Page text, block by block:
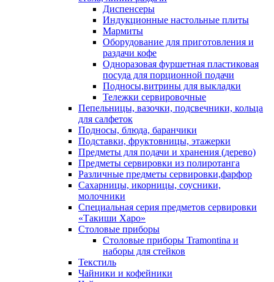
Диспенсеры
Индукционные настольные плиты
Мармиты
Оборудование для приготовления и
раздачи кофе
Одноразовая фуршетная пластиковая
посуда для порционной подачи
Подносы,витрины для выкладки
Тележки сервировочные
Пепельницы, вазочки, подсвечники, кольца
для салфеток
Подносы, блюда, баранчики
Подставки, фруктовницы, этажерки
Предметы для подачи и хранения (дерево)
Предметы сервировки из полиротанга
Различные предметы сервировки,фарфор
Сахарницы, икорницы, соусники,
молочники
Специальная серия предметов сервировки
«Такиши Харо»
Столовые приборы
Столовые приборы Trаmоntina и
наборы для стейков
Текстиль
Чайники и кофейники